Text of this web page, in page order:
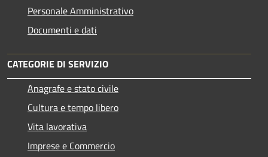
Personale Amministrativo
Documenti e dati
CATEGORIE DI SERVIZIO
Anagrafe e stato civile
Cultura e tempo libero
Vita lavorativa
Imprese e Commercio